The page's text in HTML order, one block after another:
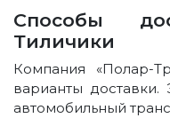
Способы
Тиличики
Компания «Полар-
варианты
автомобильный